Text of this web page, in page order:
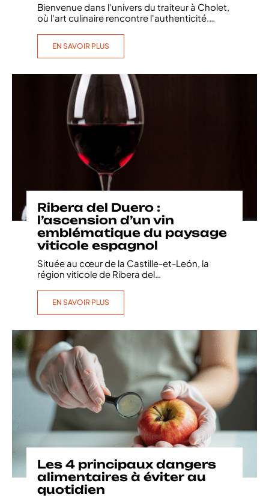
Bienvenue dans l'univers du traiteur à Cholet,
où l'art culinaire rencontre l'authenticité.
EN SAVOIR PLUS
Ribera del Duero :
l’ascension d’un vin
emblématique du paysage
viticole espagnol
Située au cœur de la Castille-et-León, la
région viticole de Ribera del…
EN SAVOIR PLUS
Les 4 principaux dangers
alimentaires à éviter au
quotidien